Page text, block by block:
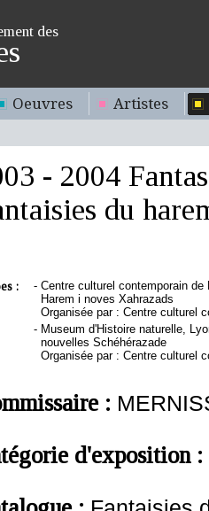
des
Oeuvres Artistes
- 2004
du
: - Centre culturel contemporain
Harem i noves Xahrazads
Organisée par : Centre culturel
- Museum d'Histoire naturelle,
nouvelles Schéhérazade
Organisée par : Centre culturel
:
d'exposition :